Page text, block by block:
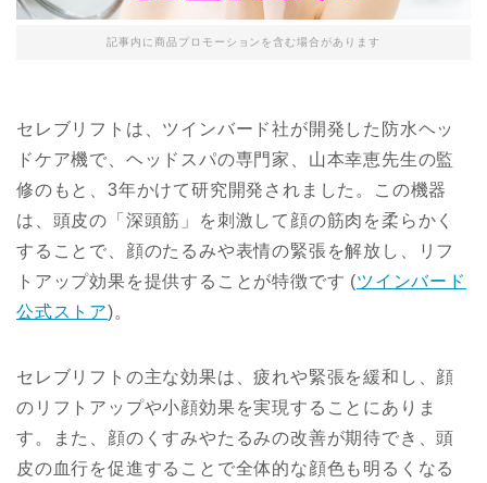
記事内に商品プロモーションを含む場合があります
セレブリフトは、ツインバード社が開発した防水ヘッ
ドケア機で、ヘッドスパの専門家、山本幸恵先生の監
修のもと、3年かけて研究開発されました。この機器
は、頭皮の「深頭筋」を刺激して顔の筋肉を柔らかく
することで、顔のたるみや表情の緊張を解放し、リフ
トアップ効果を提供することが特徴です​ (ツインバード
公式ストア)​。
セレブリフトの主な効果は、疲れや緊張を緩和し、顔
のリフトアップや小顔効果を実現することにありま
す。また、顔のくすみやたるみの改善が期待でき、頭
皮の血行を促進することで全体的な顔色も明るくなる